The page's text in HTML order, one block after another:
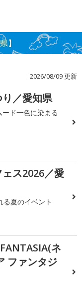
】
2026/08/09 更新
／愛知県
ド一色に染まる
ス2026／愛
る夏のイベント
ネ
ファンタジ